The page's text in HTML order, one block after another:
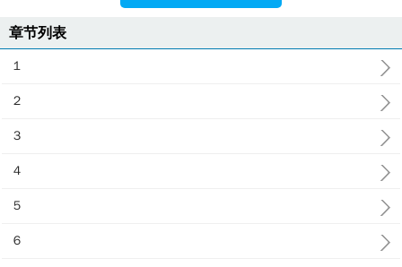
章节列表
１
２
３
４
５
６